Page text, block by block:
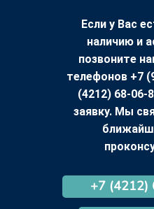
Если у Вас
наличию и
позвоните
телефонов +7
(4212) 68-06-
заявку. Мы
+7